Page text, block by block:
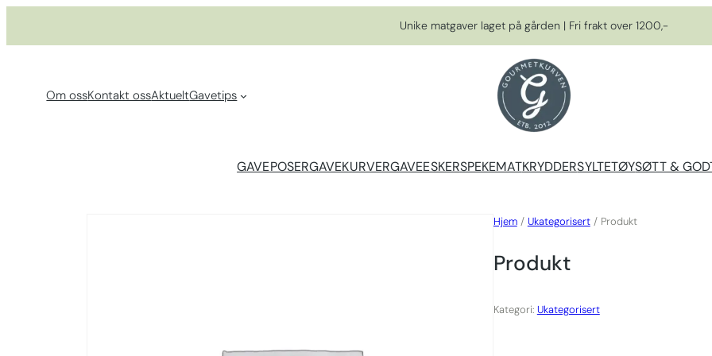
Unike matgaver laget på gården | Fri frakt over 1200,-
Om ossKontakt ossAktueltGavetips
GAVEPOSERGAVEKURVERGAVEESKERSPEKEMATKRYDDERSYLTETØYSØTT &
Hjem/ Ukategorisert/ Produkt
Produkt
Kategori: Ukategorisert